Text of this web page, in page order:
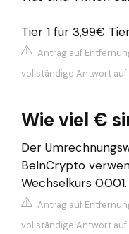
Tier 1 für 3,99€
Antrag auf
vollständige Antwort
Wie viel €
Der
BeInCrypto
Wechselkurs 0.001.
Antrag auf
vollständige Antwort